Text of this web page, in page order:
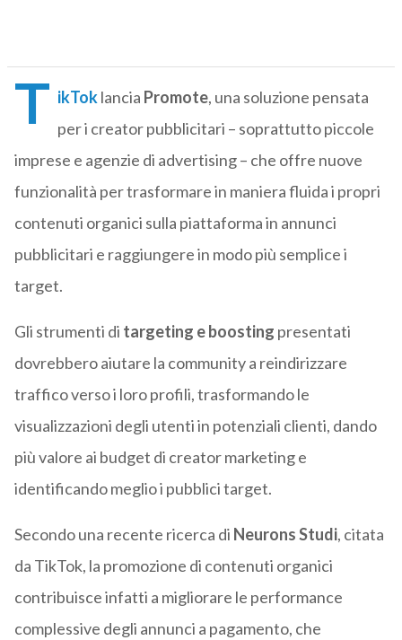
T ikToklancia Promote, una soluzione pensata
per i creator pubblicitari – soprattutto piccole
imprese e agenzie di advertising – che offre nuove
funzionalità per trasformare in maniera fluida i propri
contenuti organici sulla piattaforma in annunci
pubblicitari e raggiungere in modo più semplice i
target.
Gli strumenti di targeting e boosting presentati
dovrebbero aiutare la community a reindirizzare
traffico verso i loro profili, trasformando le
visualizzazioni degli utenti in potenziali clienti, dando
più valore ai budget di creator marketing e
identificando meglio i pubblici target.
Secondo una recente ricerca di Neurons Studi, citata
da TikTok, la promozione di contenuti organici
contribuisce infatti a migliorare le performance
complessive degli annunci a pagamento, che